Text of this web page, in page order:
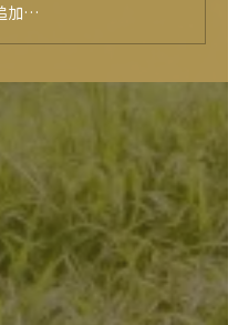
量⁉クーポンでた
加…